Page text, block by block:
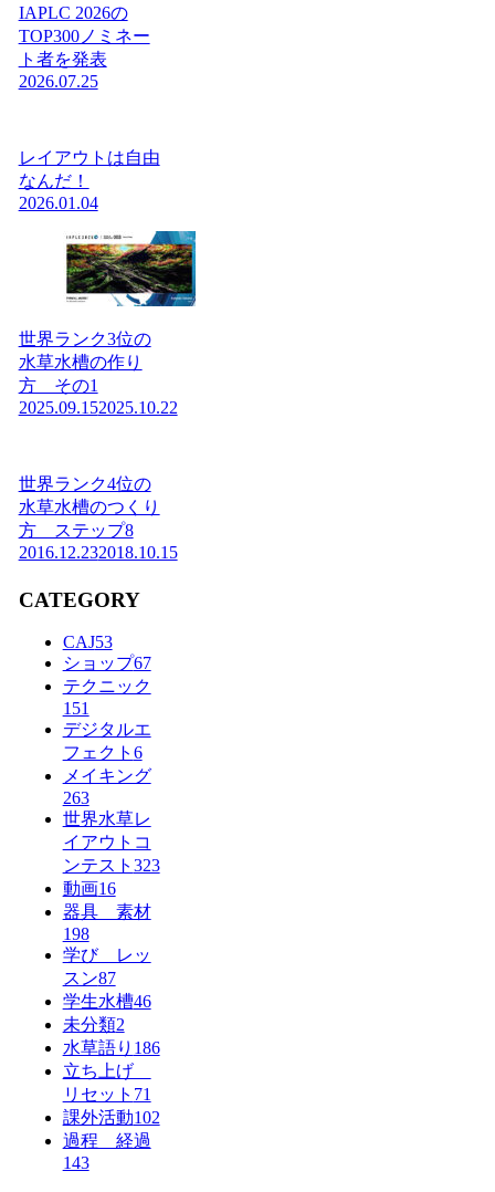
IAPLC 2026の
TOP300ノミネー
ト者を発表
2026.07.25
レイアウトは自由
なんだ！
2026.01.04
世界ランク3位の
水草水槽の作り
方 その1
2025.09.152025.10.22
世界ランク4位の
水草水槽のつくり
方 ステップ8
2016.12.232018.10.15
CATEGORY
CAJ53
ショップ67
テクニック
151
デジタルエ
フェクト 6
メイキング
263
世界水草レ
イアウトコ
ンテスト 323
動画16
器具 素材
198
学び レッ
スン87
学生水槽46
未分類2
水草語り 186
立ち上げ
リセット 71
課外活動102
過程 経過
143